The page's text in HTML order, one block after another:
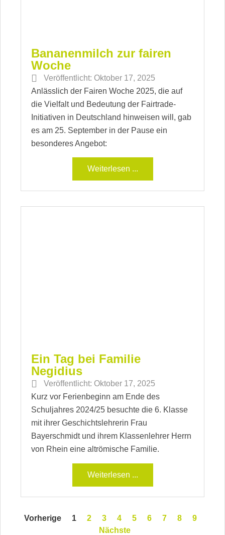
Bananenmilch zur fairen
Woche
Veröffentlicht: Oktober 17, 2025
Anlässlich der Fairen Woche 2025, die auf
die Vielfalt und Bedeutung der Fairtrade-
Initiativen in Deutschland hinweisen will, gab
es am 25. September in der Pause ein
besonderes Angebot:
Weiterlesen ...
Ein Tag bei Familie
Negidius
Veröffentlicht: Oktober 17, 2025
Kurz vor Ferienbeginn am Ende des
Schuljahres 2024/25 besuchte die 6. Klasse
mit ihrer Geschichtslehrerin Frau
Bayerschmidt und ihrem Klassenlehrer Herrn
von Rhein eine altrömische Familie.
Weiterlesen ...
Vorherige 1 2 3 4 5 6 7 8
9
Nächste